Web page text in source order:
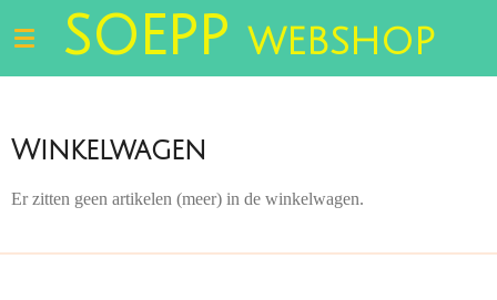
direct
naar
SOEPP WEBSHOP
Winkelwagen
Er zitten geen artikelen (meer) in de winkelwagen.